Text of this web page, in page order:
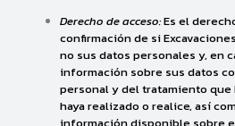
Derecho de acceso:Es el
confirmación de si
no sus datos personales y, en
información sobre sus datos
personal y del tratamiento que
haya realizado o realice, así